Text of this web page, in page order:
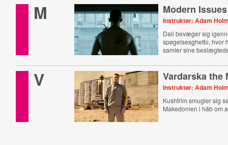
M Modern Issues
Instruktør: Adam
Dali bevæger sig
spøgelsesghetto, hvor
samler sine
V Vardarska the
Instruktør: Adam
Kushtrim smugler sig
Makedonien i håb om